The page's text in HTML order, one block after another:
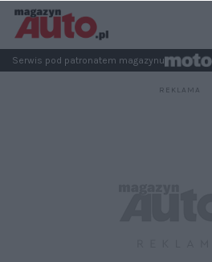
Serwis pod patronatem magazynu